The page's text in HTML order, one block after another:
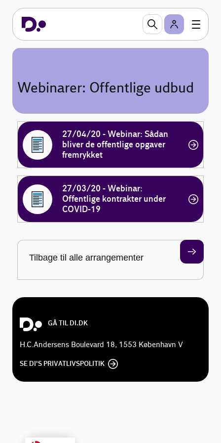
Webinarer: Offentlige udbud
27/04/20 - Webinar: Sådan
bliver de offentlige opgaver
fremrykket
27/03/20 - Webinar:
Offentlige kontrakter under
COVID-19
Tilbage til alle arrangementer
GÅ TIL DI.DK
H.C.Andersens Boulevard 18, 1553 København V
SE DI'S PRIVATLIVSPOLITIK